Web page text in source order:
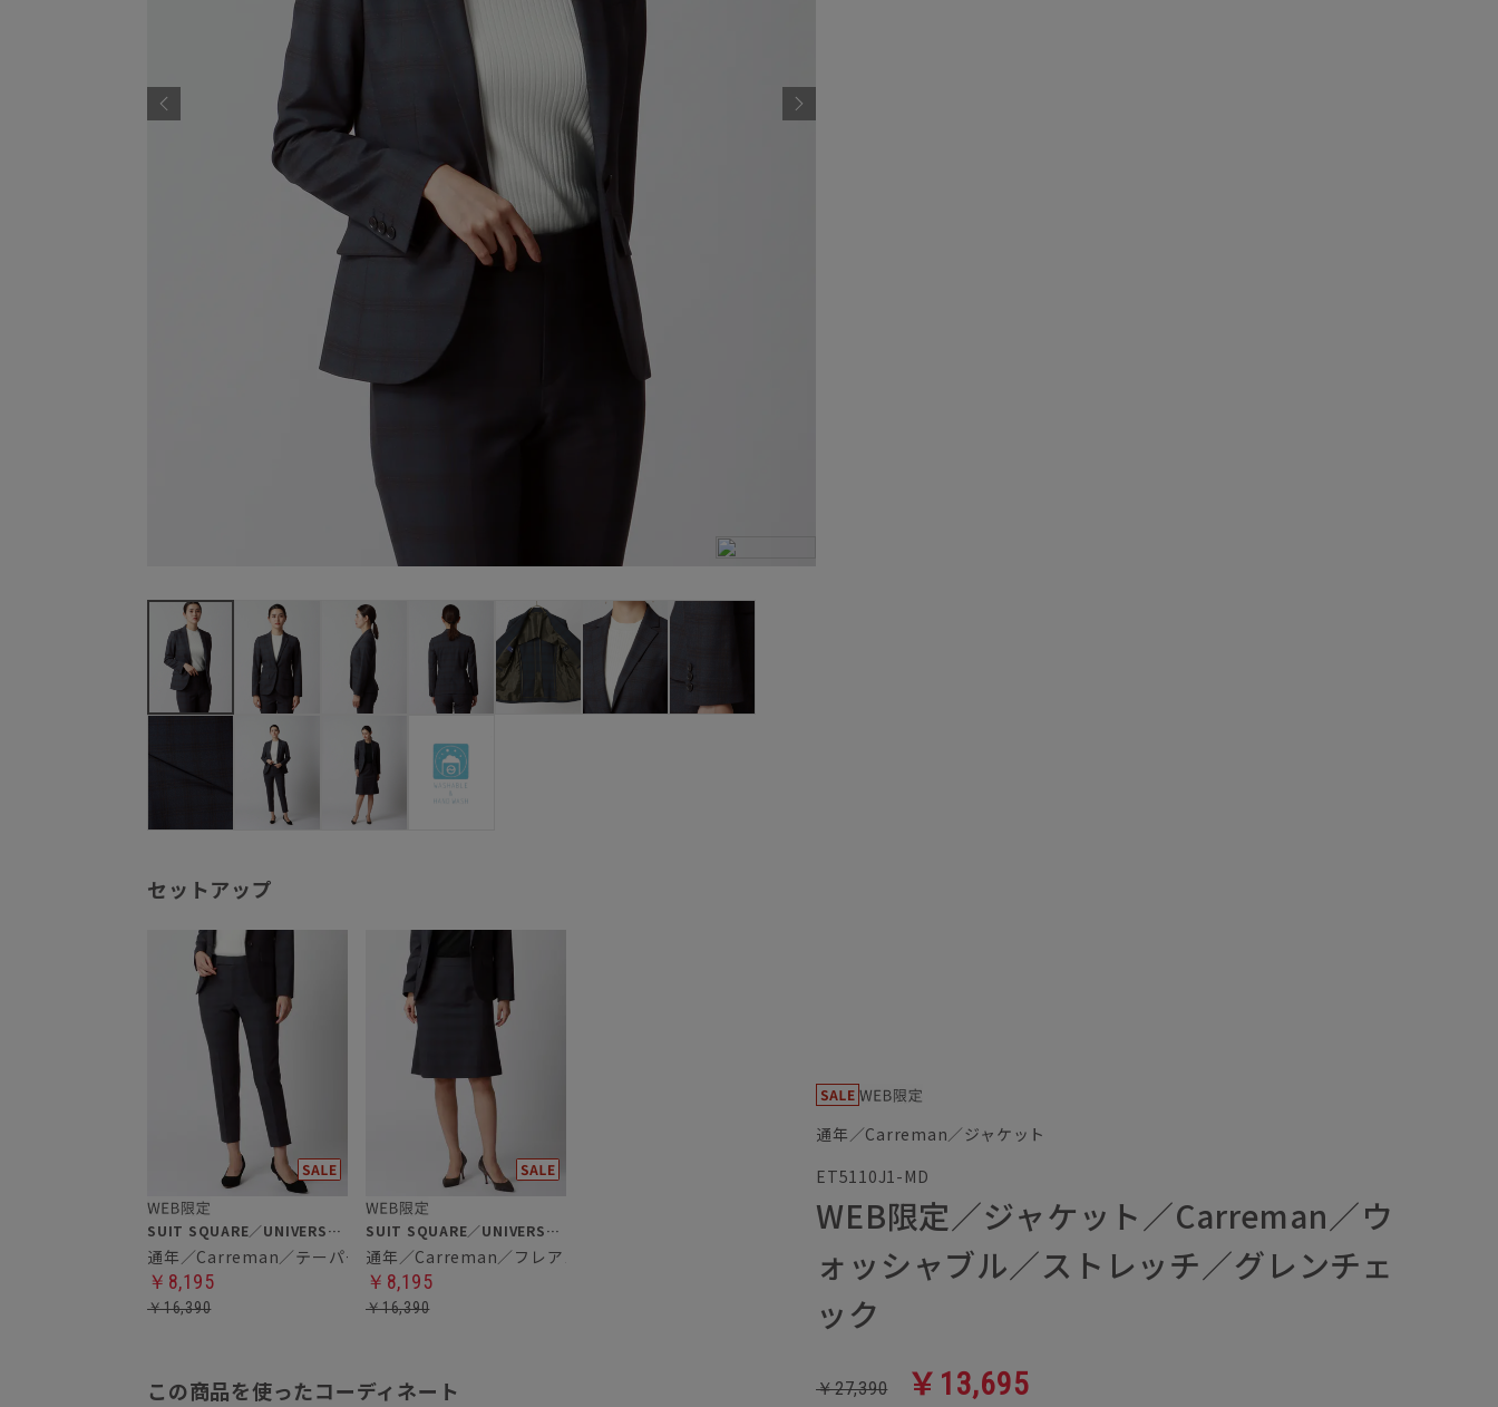
セットアップ
SUIT SQUARE／UNIVERSAL LANGUAGE／WHITE
通年／Carreman／テーパードパンツ
￥8,195
￥16,390
SUIT SQUARE／UNIVERSAL LANGUAGE／WHITE
通年／Carreman／フレアスカート
￥8,195
￥16,390
この商品を使ったコーディネート
通年／Carreman／ジャケット
ET5110J1-MD
WEB限定／ジャケット／Carreman／ウ
ォッシャブル／ストレッチ／グレンチェ
ック
￥27,390 ￥13,695